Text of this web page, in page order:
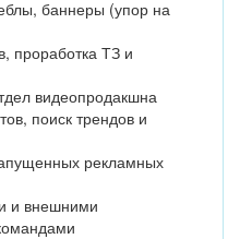
баннеры (упор на
проработка ТЗ и
видеопродакшна
поиск трендов и
рекламных
и внешними